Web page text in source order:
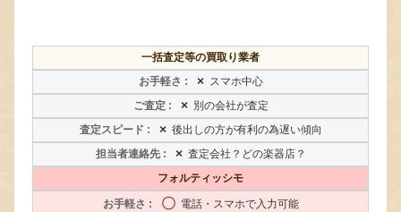
一括査定等の買取り業者
× スマホ中心
× 別の会社が査定
× 後出しの方が有利の為遅い傾向
× 査定会社？どの楽器店？
フォルティッシモ
〇 電話・スマホで入力可能